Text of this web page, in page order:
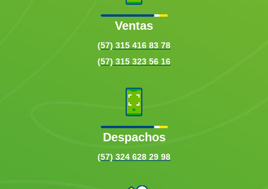
Ventas
(57) 315 416 83 78
(57) 315 323 56 16
Despachos
(57) 324 628 29 98